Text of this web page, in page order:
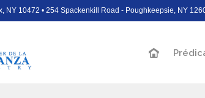
NY 10472 • 254 Spackenkill Road - Poughkeepsie, NY